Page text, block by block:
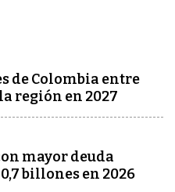
de Colombia entre
región en 2027
mayor deuda
billones en 2026